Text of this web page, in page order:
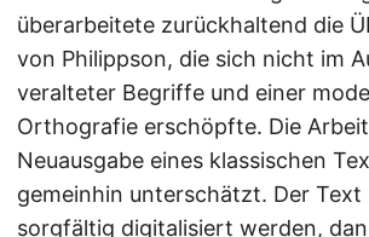
überarbeitete zurückhaltend die
von Philippson, die sich nicht im
veralteter Begriffe und einer
Orthografie erschöpfte. Die
Neuausgabe eines klassischen
gemeinhin unterschätzt. Der Text
sorgfältig digitalisiert werden,